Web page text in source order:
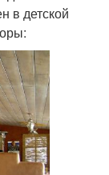
в детской